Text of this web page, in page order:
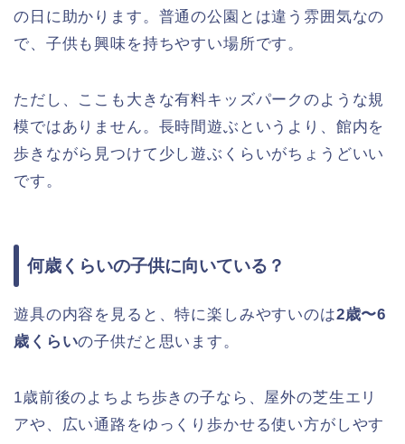
の日に助かります。普通の公園とは違う雰囲気なの
で、子供も興味を持ちやすい場所です。
ただし、ここも大きな有料キッズパークのような規
模ではありません。長時間遊ぶというより、館内を
歩きながら見つけて少し遊ぶくらいがちょうどいい
です。
何歳くらいの子供に向いている？
遊具の内容を見ると、特に楽しみやすいのは2歳〜6
歳くらいの子供だと思います。
1歳前後のよちよち歩きの子なら、屋外の芝生エリ
アや、広い通路をゆっくり歩かせる使い方がしやす